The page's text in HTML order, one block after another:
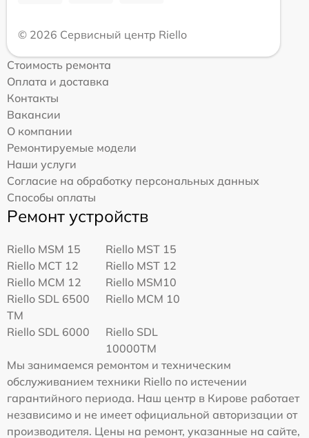
© 2026 Сервисный центр Riello
Стоимость ремонта
Оплата и доставка
Контакты
Вакансии
О компании
Ремонтируемые модели
Наши услуги
Согласие на обработку персональных данных
Способы оплаты
Ремонт устройств
Riello MSM 15
Riello MST 15
Riello MCT 12
Riello MST 12
Riello MCM 12
Riello MSM10
Riello SDL 6500
TM
Riello MCM 10
Riello SDL 6000
Riello SDL
10000TM
Мы занимаемся ремонтом и техническим
обслуживанием техники Riello по истечении
гарантийного периода. Наш центр в Кирове работает
независимо и не имеет официальной авторизации от
производителя. Цены на ремонт, указанные на сайте,